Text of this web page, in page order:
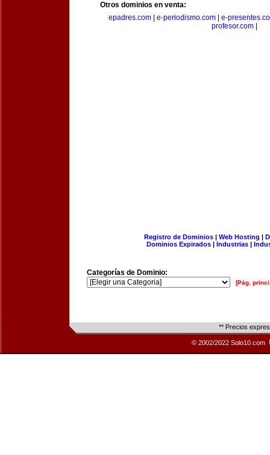
Otros dominios en venta:
epadres.com
e-periodismo.com
e-
profesor.com
Registro de Dominios| Web Hosting |
Dominios Expirados | Industrias |
Categorías de Dominio:
[Pág.
** Precios
© 2002/2022 Solo10.com